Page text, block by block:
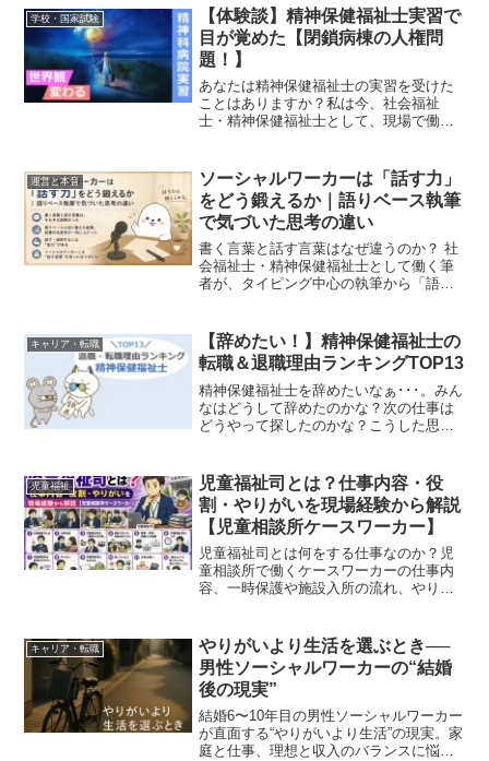
められてる気がする･･･。こんにちは！わ
たしは...
学校・国家試験
【体験談】精神保健福祉士実習で
目が覚めた【閉鎖病棟の人権問
題！】
あなたは精神保健福祉士の実習を受けた
ことはありますか？私は今、社会福祉
士・精神保健福祉士として、現場で働い
忘れられません。実習先は精神科病院で
した。精神科病院というと、...
運営と本音
ソーシャルワーカーは「話す力」
をどう鍛えるか｜語りベース執筆
で気づいた思考の違い
書く言葉と話す言葉はなぜ違うのか？ 社
会福祉士・精神保健福祉士として働く筆
者が、タイピング中心の執筆から「語り
で語ります。
キャリア・転職
【辞めたい！】精神保健福祉士の
転職＆退職理由ランキングTOP13
精神保健福祉士を辞めたいなぁ･･･。みん
なはどうして辞めたのかな？次の仕事は
どうやって探したのかな？こうした思い
ませんか？私のこれまでの職業人生で
も、周りで辞めたり転職...
児童福祉
児童福祉司とは？仕事内容・役
割・やりがいを現場経験から解説
【児童相談所ケースワーカー】
児童福祉司とは何をする仕事なのか？児
童相談所で働くケースワーカーの仕事内
容、一時保護や施設入所の流れ、やりが
キャリア・転職
やりがいより生活を選ぶとき──
男性ソーシャルワーカーの“結婚
後の現実”
結婚6〜10年目の男性ソーシャルワーカー
が直面する“やりがいより生活”の現実。家
庭と仕事、理想と収入のバランスに悩む